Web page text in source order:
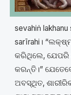
sevahiṅ
sarīrahi।
କରିଥିଲେ, ଯେପରି
କରନ୍ତି।”
ଅବସ୍ଥିତ,